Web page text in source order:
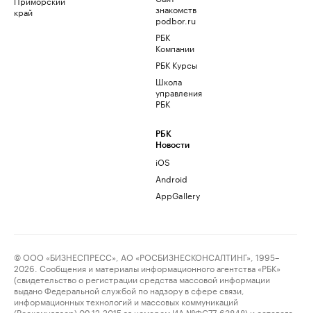
край
знакомств
podbor.ru
РБК
Компании
РБК Курсы
Школа
управления
РБК
РБК
Новости
iOS
Android
AppGallery
© ООО «БИЗНЕСПРЕСС», АО «РОСБИЗНЕСКОНСАЛТИНГ», 1995–
2026. Сообщения и материалы информационного агентства «РБК»
(свидетельство о регистрации средства массовой информации
выдано Федеральной службой по надзору в сфере связи,
информационных технологий и массовых коммуникаций